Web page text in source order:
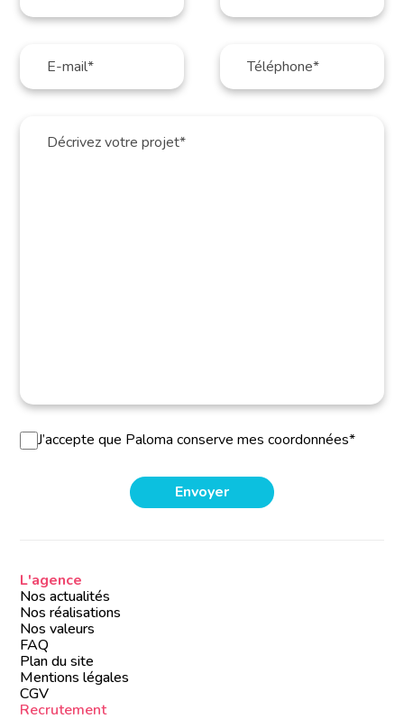
J’accepte que Paloma conserve mes coordonnées*
L'agence
Nos actualités
Nos réalisations
Nos valeurs
FAQ
Plan du site
Mentions légales
CGV
Recrutement